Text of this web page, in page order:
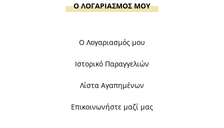
Ο ΛΟΓΑΡΙΑΣΜΟΣ ΜΟΥ
Ο Λογαριασμός μου
Ιστορικό Παραγγελιών
Λίστα Αγαπημένων
Επικοινωνήστε μαζί μας